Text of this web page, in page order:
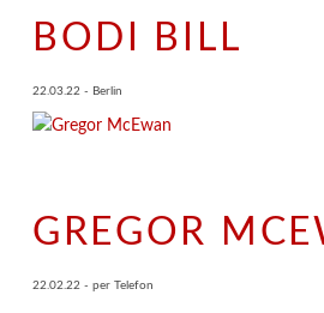
BODI BILL
22.03.22 - Berlin
GREGOR
22.02.22 - per Telefon